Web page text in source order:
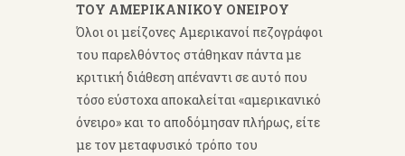
ΤΟΥ ΑΜΕΡΙΚΑΝΙΚΟΥ ΟΝΕΙΡΟΥ
Όλοι οι μείζονες Αμερικανοί πεζογράφοι
του παρελθόντος στάθηκαν πάντα με
κριτική διάθεση απέναντι σε αυτό που
τόσο εύστοχα αποκαλείται «αμερικανικό
όνειρο» και το αποδόμησαν πλήρως, είτε
με τον μεταφυσικό τρόπο του